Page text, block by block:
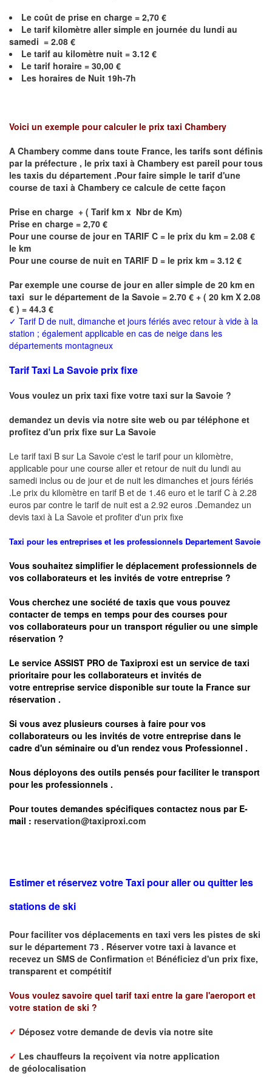
Le coût de prise en charge = 2,70 €
Le tarif kilomètre aller simple en journée du lundi au
samedi = 2.08 €
Le tarif au kilomètre nuit = 3.12 €
Le tarif horaire = 30,00 €
Les horaires de Nuit 19h-7h
Voici un exemple pour calculer le prix taxi Chambery
A Chambery comme dans toute France, les tarifs sont définis
par la préfecture , le prix taxi à Chambery est pareil pour tous
les taxis du département .Pour faire simple le tarif d'une
course de taxi à Chambery ce calcule de cette façon
Prise en charge + ( Tarif km x Nbr de Km)
Prise en charge = 2,70 €
Pour une course de jour en TARIF C = le prix du km = 2.08 €
le km
Pour une course de nuit en TARIF D = le prix km = 3.12 €
Par exemple une course de jour en aller simple de 20 km en
taxi sur le département de la Savoie = 2.70 € + ( 20 km X 2.08
€ ) = 44.3 €
✓ Tarif D de nuit, dimanche et jours fériés avec retour à vide à la
station ; également applicable en cas de neige dans les
départements montagneux
Tarif Taxi La Savoie prix fixe
Vous voulez un prix taxi fixe votre taxi sur la Savoie ?
demandez un devis via notre site web ou par téléphone et
profitez d'un prix fixe sur La Savoie
Le tarif taxi B sur La Savoie c'est le tarif pour un kilomètre,
applicable pour une course aller et retour de nuit du lundi au
samedi inclus ou de jour et de nuit les dimanches et jours fériés
.Le prix du kilomètre en tarif B et de 1.46 euro et le tarif C à 2.28
euros par contre le tarif de nuit est a 2.92 euros .Demandez un
devis taxi à La Savoie et profiter d'un prix fixe
Taxi pour les entreprises et les professionnels Departement Savoie
Vous souhaitez simplifier le déplacement professionnels de
vos collaborateurs et les invités de votre entreprise ?
Vous cherchez une société de taxis que vous pouvez
contacter de temps en temps pour des courses pour
vos collaborateurs pour un transport régulierou une simple
réservation ?
Le service ASSIST PRO de Taxiproxi est un service de taxi
prioritaire pour les collaborateurs et invités de
votre entreprise service disponible sur toute la France sur
réservation .
Si vous avez plusieurs courses à faire pour vos
collaborateurs ou les invités de votre entreprise dans le
cadre d'un séminaire ou d'un rendez vous Professionnel .
Nous déployons des outils pensés pour faciliter le transport
pour les professionnels .
Pour toutes demandes spécifiques contactez nous parE-
mail : reservation@taxiproxi.com
Estimer et réservez votre Taxi pour aller ou quitter les
stations de ski
Pour faciliter vos déplacements en taxi vers les pistes de ski
sur le département 73 . Réserver votre taxi à lavance et
recevez un SMS de Confirmation et Bénéficiez d'un prix fixe,
transparent et compétitif
Vous voulez savoire quel tarif taxi entre la gare l'aeroport et
votre station de ski ?
✓ Déposez votre demande de devis via notre site
✓ Les chauffeurs la reçoivent via notre application
de géolocalisation